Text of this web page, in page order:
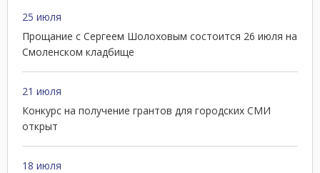
25 июля
Прощание с Сергеем Шолоховым состоится 26 июля на
Смоленском кладбище
21 июля
Конкурс на получение грантов для городских СМИ
открыт
18 июля